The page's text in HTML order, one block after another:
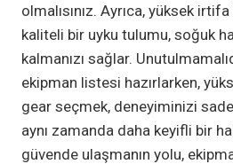
olmalısınız. Ayrıca, yüksek
kaliteli bir uyku tulumu, soğuk
kalmanızı sağlar.
ekipman listesi hazırlarken,
gear seçmek, deneyiminizi
aynı zamanda daha keyifli bir
güvende ulaşmanın yolu,